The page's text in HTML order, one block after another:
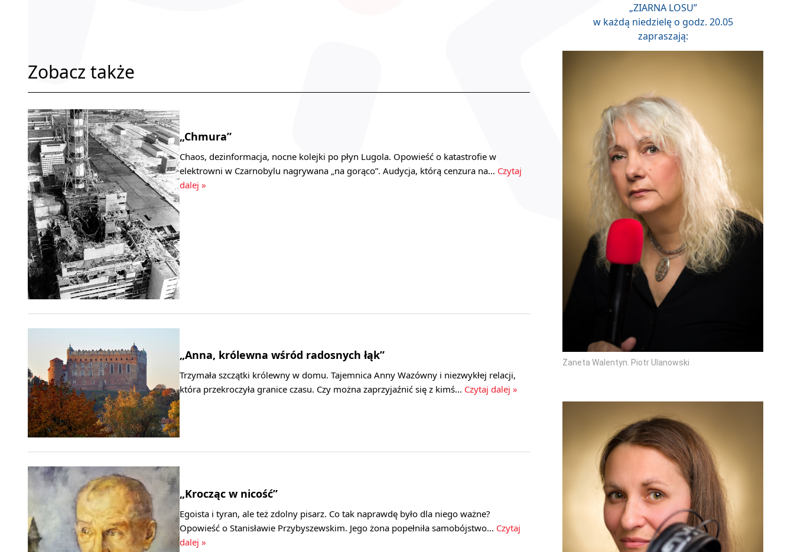
Zobacz także
„Chmura”
Chaos, dezinformacja, nocne kolejki po płyn Lugola. Opowieść o katastrofie w
elektrowni w Czarnobylu nagrywana „na gorąco”. Audycja, którą cenzura na… Czytaj
dalej »
„Anna, królewna wśród radosnych łąk”
Trzymała szczątki królewny w domu. Tajemnica Anny Wazówny i niezwykłej relacji,
która przekroczyła granice czasu. Czy można zaprzyjaźnić się z kimś… Czytaj dalej »
„Krocząc w nicość”
Egoista i tyran, ale też zdolny pisarz. Co tak naprawdę było dla niego ważne?
Opowieść o Stanisławie Przybyszewskim. Jego żona popełniła samobójstwo… Czytaj
dalej »
„ZIARNA LOSU”
w każdą niedzielę o godz. 20.05
zapraszają:
Żaneta Walentyn. Piotr Ulanowski